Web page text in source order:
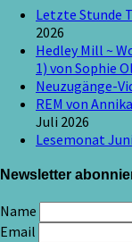
Letzte Stunde
2026
Hedley Mill ~
1) von Sophie
Neuzugänge-
REM von
Juli 2026
Lesemonat
Newsletter
Name
Email